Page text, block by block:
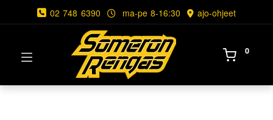
02 748 6390 ma-pe 8-16:30 ajo-ohjeet
0